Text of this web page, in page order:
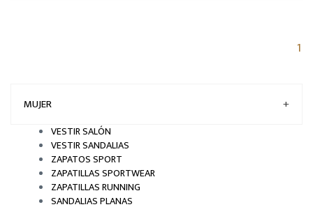
1
MUJER +
VESTIR SALÓN
VESTIR SANDALIAS
ZAPATOS SPORT
ZAPATILLAS SPORTWEAR
ZAPATILLAS RUNNING
SANDALIAS PLANAS